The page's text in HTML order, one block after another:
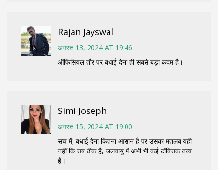
Rajan Jayswal
अगस्त 13, 2024 AT 19:46
ऑफिसियल तौर पर बधाई देना ही सबसे बड़ा कदम है।
Simi Joseph
अगस्त 15, 2024 AT 19:00
सच में, बधाई देना कितना आसान है पर उसका मतलब यही
नहीं कि सब ठीक है, जलवायु में अभी भी कई टॉक्सिक तत्व
हैं।